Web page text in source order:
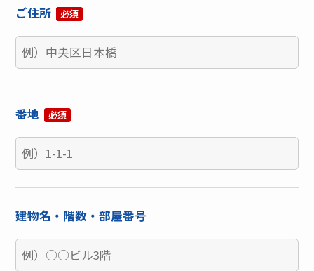
ご住所 必須
番地 必須
建物名・階数・部屋番号